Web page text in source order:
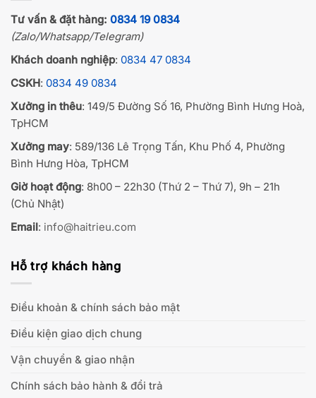
Tư vấn & đặt hàng: 0834 19 0834
(Zalo/Whatsapp/Telegram)
Khách doanh nghiệp: 0834 47 0834
CSKH: 0834 49 0834
Xưởng in thêu: 149/5 Đường Số 16, Phường Bình Hưng Hoà,
TpHCM
Xưởng may: 589/136 Lê Trọng Tấn, Khu Phố 4, Phường
Bình Hưng Hòa, TpHCM
Giờ hoạt động: 8h00 – 22h30 (Thứ 2 – Thứ 7), 9h – 21h
(Chủ Nhật)
Email: info@haitrieu.com
Hỗ trợ khách hàng
Điều khoản & chính sách bảo mật
Điều kiện giao dịch chung
Vận chuyển & giao nhận
Chính sách bảo hành & đổi trả